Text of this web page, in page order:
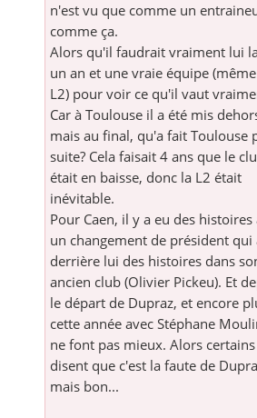
n'est vu que comme un
comme ça.
Alors qu'il faudrait vraiment lui
un an et une vraie équipe
L2) pour voir ce qu'il vaut
Car à Toulouse il a été mis
mais au final, qu'a fait Toulouse
suite? Cela faisait 4 ans que le
était en baisse, donc la L2 était
inévitable.
Pour Caen, il y a eu des histoires
un changement de président qui
derrière lui des histoires dans
ancien club (Olivier Pickeu). Et
le départ de Dupraz, et encore
cette année avec Stéphane
ne font pas mieux. Alors certains
disent que c'est la faute de
mais bon...